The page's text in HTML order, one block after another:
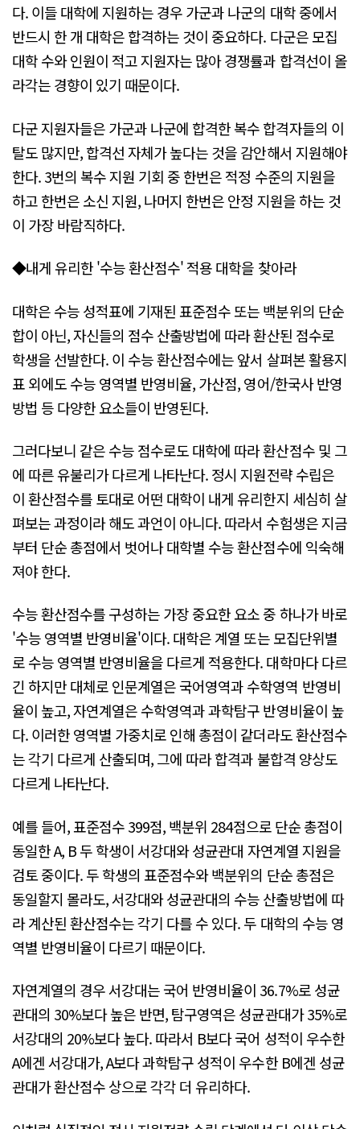
다. 이들 대학에 지원하는 경우 가군과 나군의 대학 중에서
반드시 한 개 대학은 합격하는 것이 중요하다. 다군은 모집
대학 수와 인원이 적고 지원자는 많아 경쟁률과 합격선이 올
라각는 경향이 있기 때문이다.
다군 지원자들은 가군과 나군에 합격한 복수 합격자들의 이
탈도 많지만, 합격선 자체가 높다는 것을 감안해서 지원해야
한다. 3번의 복수 지원 기회 중 한번은 적정 수준의 지원을
하고 한번은 소신 지원, 나머지 한번은 안정 지원을 하는 것
이 가장 바람직하다.
◆내게 유리한 '수능 환산점수' 적용 대학을 찾아라
대학은 수능 성적표에 기재된 표준점수 또는 백분위의 단순
합이 아닌, 자신들의 점수 산출방법에 따라 환산된 점수로
학생을 선발한다. 이 수능 환산점수에는 앞서 살펴본 활용지
표 외에도 수능 영역별 반영비율, 가산점, 영어/한국사 반영
방법 등 다양한 요소들이 반영된다.
그러다보니 같은 수능 점수로도 대학에 따라 환산점수 및 그
에 따른 유불리가 다르게 나타난다. 정시 지원전략 수립은
이 환산점수를 토대로 어떤 대학이 내게 유리한지 세심히 살
펴보는 과정이라 해도 과언이 아니다. 따라서 수험생은 지금
부터 단순 총점에서 벗어나 대학별 수능 환산점수에 익숙해
져야 한다.
수능 환산점수를 구성하는 가장 중요한 요소 중 하나가 바로
'수능 영역별 반영비율'이다. 대학은 계열 또는 모집단위별
로 수능 영역별 반영비율을 다르게 적용한다. 대학마다 다르
긴 하지만 대체로 인문계열은 국어영역과 수학영역 반영비
율이 높고, 자연계열은 수학영역과 과학탐구 반영비율이 높
다. 이러한 영역별 가중치로 인해 총점이 같더라도 환산점수
는 각기 다르게 산출되며, 그에 따라 합격과 불합격 양상도
다르게 나타난다.
예를 들어, 표준점수 399점, 백분위 284점으로 단순 총점이
동일한 A, B 두 학생이 서강대와 성균관대 자연계열 지원을
검토 중이다. 두 학생의 표준점수와 백분위의 단순 총점은
동일할지 몰라도, 서강대와 성균관대의 수능 산출방법에 따
라 계산된 환산점수는 각기 다를 수 있다. 두 대학의 수능 영
역별 반영비율이 다르기 때문이다.
자연계열의 경우 서강대는 국어 반영비율이 36.7%로 성균
관대의 30%보다 높은 반면, 탐구영역은 성균관대가 35%로
서강대의 20%보다 높다. 따라서 B보다 국어 성적이 우수한
A에겐 서강대가, A보다 과학탐구 성적이 우수한 B에겐 성균
관대가 환산점수 상으로 각각 더 유리하다.